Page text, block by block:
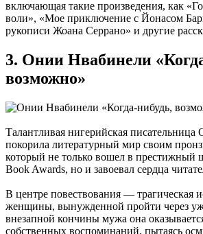
включающая такие произведения, как
воли», «Мое приключение с Йонасом
рукописи Жоана Серрано» и другие
3. Онии Нвабинели
возможно»
Талантливая нигерийская
покорила литературный мир своим
который не только вошел в престижный
Book Awards, но и завоевал сердца
В центре повествования — трагическая
женщины, вынужденной пройти через
внезапной кончины мужа она
собственных воспоминаний, пытаясь